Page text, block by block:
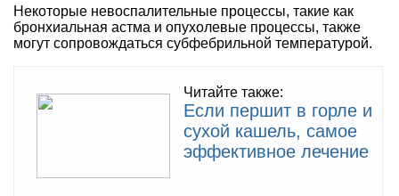
Некоторые невоспалительные процессы, такие как
бронхиальная астма и опухолевые процессы, также
могут сопровождаться субфебрильной температурой.
Читайте также:
Если першит в горле и
сухой кашель, самое
эффективное лечение